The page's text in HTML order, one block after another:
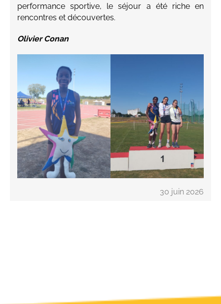
performance sportive, le séjour a été riche en
rencontres et découvertes.
Olivier Conan
30 juin 2026